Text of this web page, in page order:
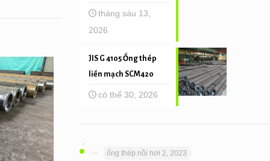
tháng sáu 13,
2026
JIS G 4105 Ống thép
liền mạch SCM420
có thể 30, 2026
ống thép nồi hơi 2, 2023